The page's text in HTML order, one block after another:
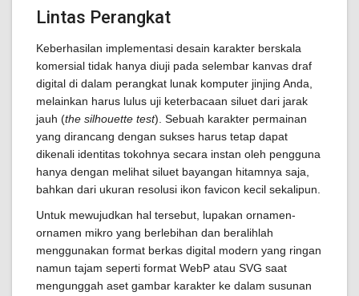
Lintas Perangkat
Keberhasilan implementasi desain karakter berskala
komersial tidak hanya diuji pada selembar kanvas draf
digital di dalam perangkat lunak komputer jinjing Anda,
melainkan harus lulus uji keterbacaan siluet dari jarak
jauh (the silhouette test). Sebuah karakter permainan
yang dirancang dengan sukses harus tetap dapat
dikenali identitas tokohnya secara instan oleh pengguna
hanya dengan melihat siluet bayangan hitamnya saja,
bahkan dari ukuran resolusi ikon favicon kecil sekalipun.
Untuk mewujudkan hal tersebut, lupakan ornamen-
ornamen mikro yang berlebihan dan beralihlah
menggunakan format berkas digital modern yang ringan
namun tajam seperti format WebP atau SVG saat
mengunggah aset gambar karakter ke dalam susunan